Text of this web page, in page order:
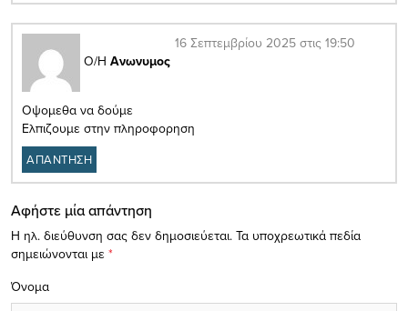
Ο/Η Ανωνυμος
16 Σεπτεμβρίου 2025 στις 19:50
Οψομεθα να δούμε
Ελπιζουμε στην πληροφορηση
ΑΠΑΝΤΗΣΗ
Αφήστε μία απάντηση
Η ηλ. διεύθυνση σας δεν δημοσιεύεται. Τα υποχρεωτικά πεδία
σημειώνονται με *
Όνομα